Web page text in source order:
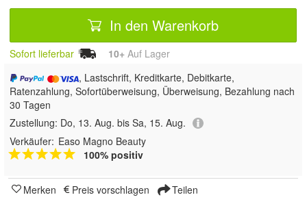
In den Warenkorb
Sofort lieferbar 10+ Auf Lager
, Lastschrift, Kreditkarte, Debitkarte,
Ratenzahlung, Sofortüberweisung, Überweisung, Bezahlung nach
30 Tagen
Zustellung: Do, 13. Aug. bis Sa, 15. Aug.
Verkäufer: Easo Magno Beauty
100% positiv
Merken Preis vorschlagen Teilen